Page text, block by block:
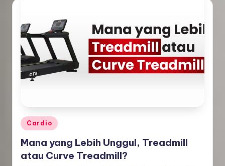
Posted
Cardio
Mana yang Lebih Unggul, Treadmill
atau Curve Treadmill?